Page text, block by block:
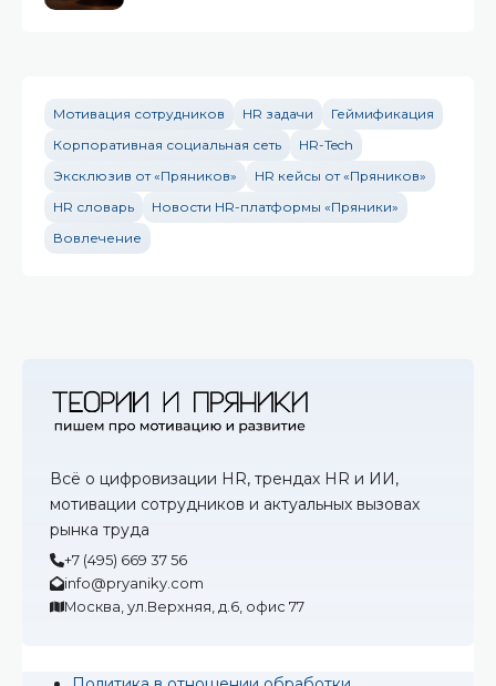
Мотивация сотрудников HR задачи
Геймификация
Корпоративная социальная сеть
HR-Tech
Эксклюзив от «Пряников»
HR кейсы от «Пряников»
HR словарь
Новости HR-платформы «Пряники»
Вовлечение
Всё о цифровизации HR, трендах HR и ИИ,
мотивации сотрудников и актуальных вызовах
рынка труда
+7 (495) 669 37 56
info@pryaniky.com
Москва, ул.Верхняя, д.6, офис 77